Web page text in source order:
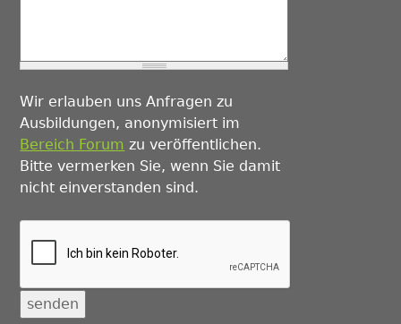
Wir erlauben uns Anfragen zu
Ausbildungen, anonymisiert im
Bereich Forum zu veröffentlichen.
Bitte vermerken Sie, wenn Sie damit
nicht einverstanden sind.